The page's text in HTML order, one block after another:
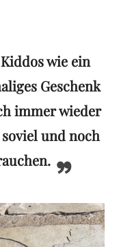
wie ein
Geschenk
immer wieder
und noch